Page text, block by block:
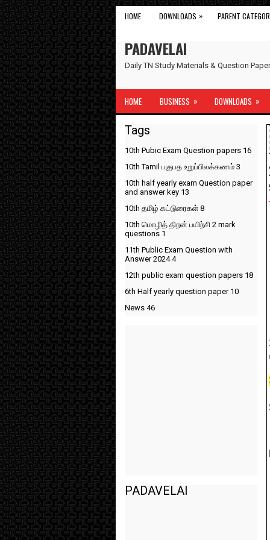
HOME DOWNLOADS » PARENT
PADAVELAI
Daily TN Study Materials & Question
HOME BUSINESS » DOWNLOADS »
Tags
10th Pubic Exam Question papers 16
10th Tamil பகுபத உறுப்பிலக்கணம் 3
10th half yearly exam Question paper
and answer key 13
10th தமிழ் கட்டுரைகள் 8
10th மொழித் திறன் பயிற்சி 2 mark
questions 1
11th Public Exam Question with
Answer 20244
12th public exam question papers 18
6th Half yearly question paper 10
News 46
PADAVELAI